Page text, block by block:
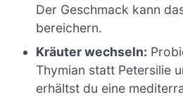
Der Geschmack kann
bereichern.
Kräuter wechseln:
Thymian statt Petersilie
erhältst du eine